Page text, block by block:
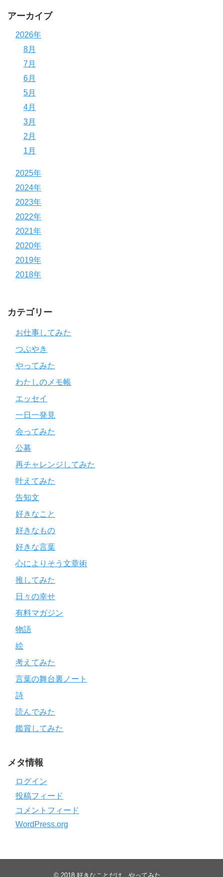
アーカイブ
2026年
8月
7月
6月
5月
4月
3月
2月
1月
2025年
2024年
2023年
2022年
2021年
2020年
2019年
2018年
カテゴリー
お仕事してみた
つぶやき
やってみた
わたしのメモ帳
エッセイ
一日一発見
会ってみた
公募
再チャレンジしてみた
叶えてみた
告知文
好きなこと
好きなもの
好きな言葉
心によりそう文章術
推してみた
日々の幸せ
有料マガジン
物語
絵
考えてみた
言葉の舞台裏ノート
詩
読んでみた
鑑賞してみた
メタ情報
ログイン
投稿フィード
コメントフィード
WordPress.org
© 2018 好きなことだけ、やってみた。